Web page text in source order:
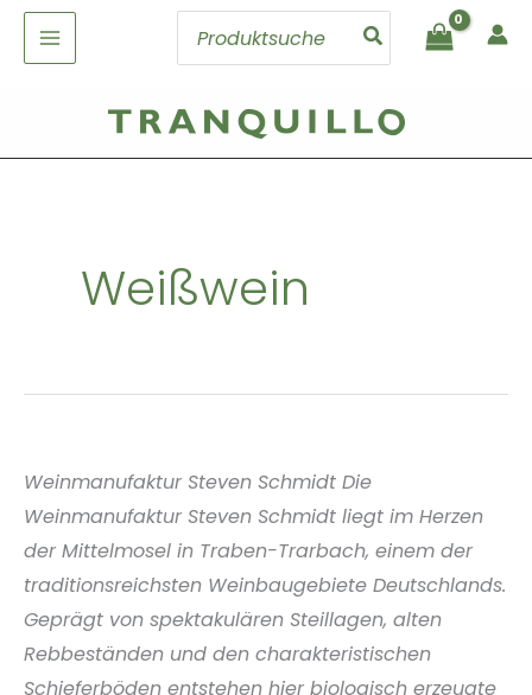
Inhalt
springen
Search
Weißwein
Weinmanufaktur Steven Schmidt Die
Weinmanufaktur Steven Schmidt liegt im Herzen
der Mittelmosel in Traben-Trarbach, einem der
traditionsreichsten Weinbaugebiete Deutschlands.
Geprägt von spektakulären Steillagen, alten
Rebbeständen und den charakteristischen
Schieferböden entstehen hier biologisch erzeugte